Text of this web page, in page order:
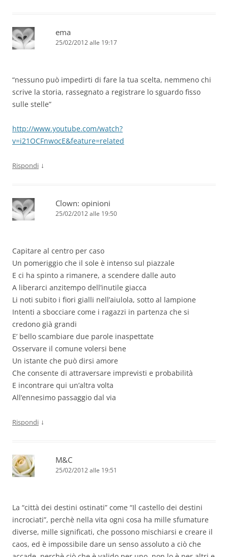
ema
25/02/2012 alle 19:17
“nessuno può impedirti di fare la tua scelta, nemmeno chi
scrive la storia, rassegnato a registrare lo sguardo fisso
sulle stelle”
http://www.youtube.com/watch?
v=i21OCFnwocE&feature=related
Rispondi ↓
Clown: opinioni
25/02/2012 alle 19:50
Capitare al centro per caso
Un pomeriggio che il sole è intenso sul piazzale
E ci ha spinto a rimanere, a scendere dalle auto
A liberarci anzitempo dell’inutile giacca
Li noti subito i fiori gialli nell’aiulola, sotto al lampione
Intenti a sbocciare come i ragazzi in partenza che si
credono già grandi
E’ bello scambiare due parole inaspettate
Osservare il comune volersi bene
Un istante che può dirsi amore
Che consente di attraversare imprevisti e probabilità
E incontrare qui un’altra volta
All’ennesimo passaggio dal via
Rispondi ↓
M&C
25/02/2012 alle 19:51
La “città dei destini ostinati” come “Il castello dei destini
incrociati”, perchè nella vita ogni cosa ha mille sfumature
diverse, mille significati, che possono mischiarsi e creare il
caos, ed è impossibile dare un senso assoluto a ciò che